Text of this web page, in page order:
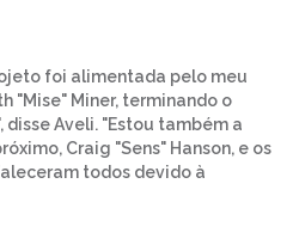
foi alimentada pelo meu
"Mise" Miner, terminando o
Aveli. "Estou também a
Craig "Sens" Hanson, e os
todos devido à